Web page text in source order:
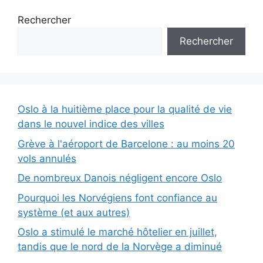
Rechercher
Rechercher
Oslo à la huitième place pour la qualité de vie
dans le nouvel indice des villes
Grève à l'aéroport de Barcelone : au moins 20
vols annulés
De nombreux Danois négligent encore Oslo
Pourquoi les Norvégiens font confiance au
système (et aux autres)
Oslo a stimulé le marché hôtelier en juillet,
tandis que le nord de la Norvège a diminué